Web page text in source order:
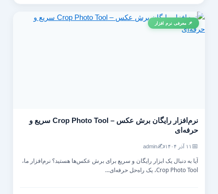
📌 معرفی نرم افزار
نرم‌افزار رایگان برش عکس – Crop Photo Tool سریع و
حرفه‌ای
۱۱ آذر ۱۴۰۴ ✍️
admin
آیا به دنبال یک ابزار رایگان و سریع برای برش عکس‌ها هستید؟ نرم‌افزار ما،
Crop Photo Tool، یک راه‌حل حرفه‌ای...